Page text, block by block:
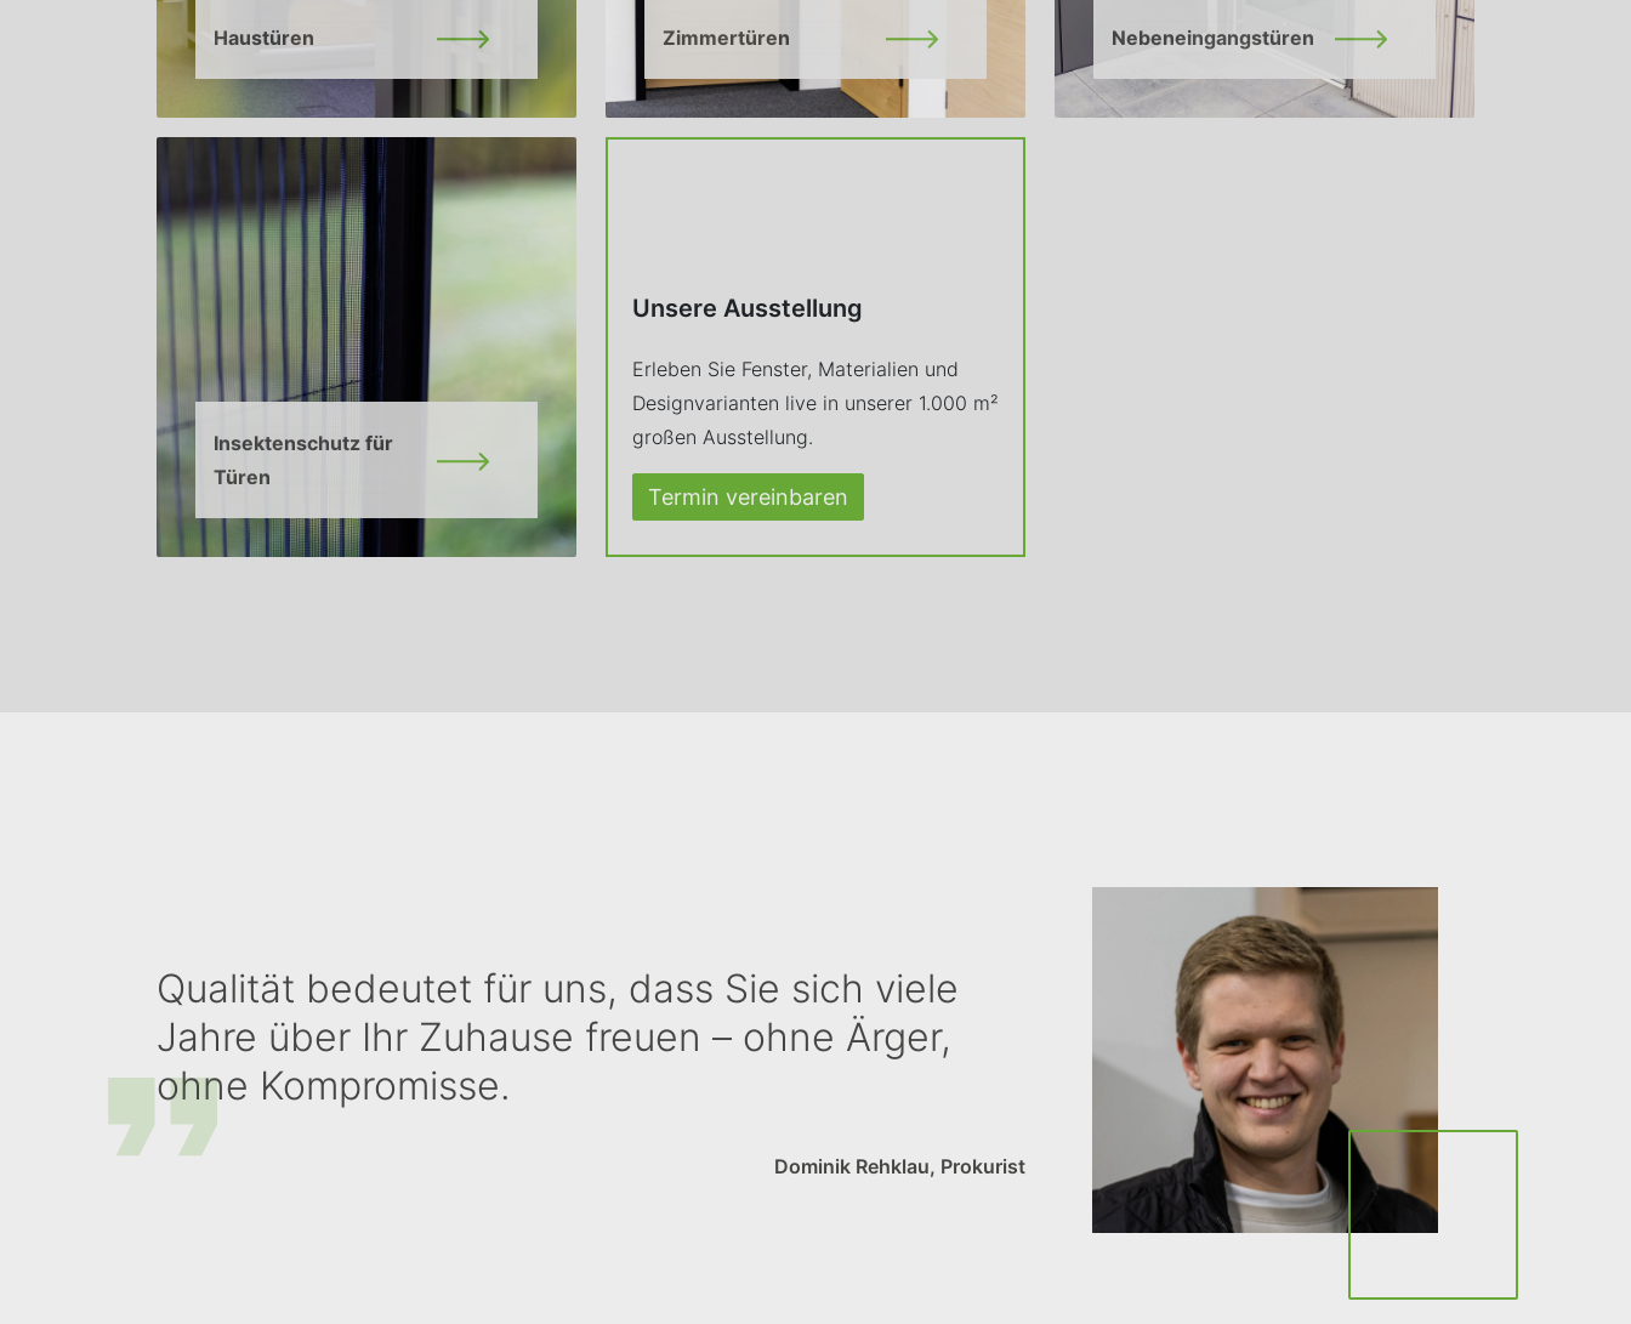
Haustüren Zimmertüren Nebeneingangstüren
Insektenschutz für
Türen
Unsere Ausstellung
Erleben Sie Fenster, Materialien und
Designvarianten live in unserer 1.000 m²
großen Ausstellung.
Termin vereinbaren
Qualität bedeutet für uns, dass Sie sich viele
Jahre über Ihr Zuhause freuen – ohne Ärger,
ohne Kompromisse.
Dominik Rehklau, Prokurist